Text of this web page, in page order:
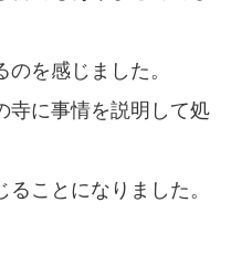
を感じました。
寺に事情を説明して処
ことになりました。